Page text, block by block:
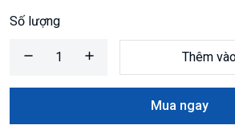
Số lượng
Thêm
Mua ngay